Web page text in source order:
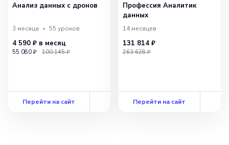
Анализ данных с дронов
3 месяца 55 уроков
4 590 ₽ в месяц
55 080 ₽ 100 145 ₽
Перейти на сайт
Профессия Аналитик
данных
14 месяцев
131 814 ₽
263 628 ₽
Перейти на сайт